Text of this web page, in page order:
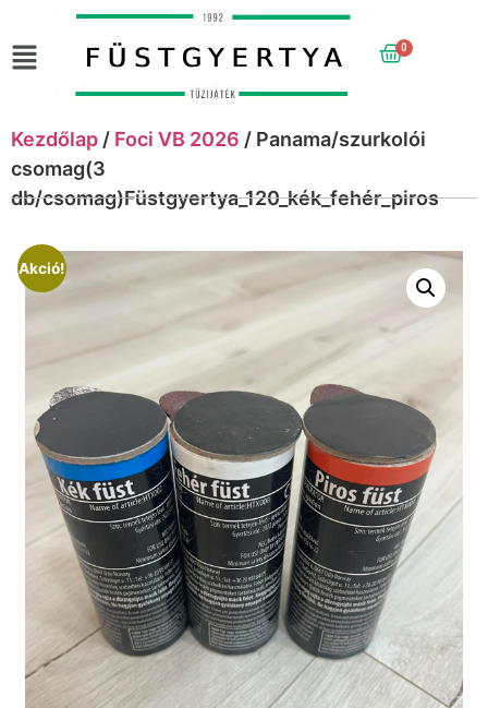
0
Kezdőlap / Foci VB 2026 / Panama/szurkolói
csomag(3
db/csomag)Füstgyertya_120_kék_fehér_piros
Akció!